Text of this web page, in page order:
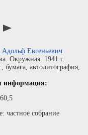
Адольф Евгеньевич
Окружная. 1941 г.
бумага, автолитография,
информация:
частное собрание